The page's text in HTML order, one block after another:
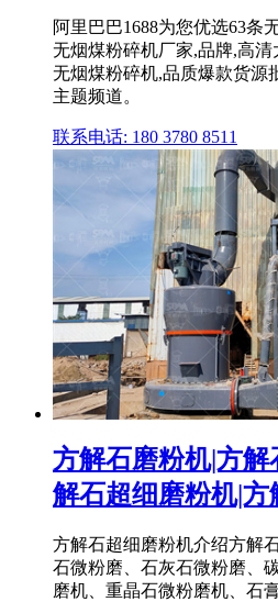
阿里巴巴1688为您优选63条
无烟煤粉碎机厂家,品牌,高
无烟煤粉碎机,品质爆款货源
主题频道。
联系电话: 180 3780 8511
方解石磨粉机|方
解石超细磨粉机|方
方解石超细磨粉机介绍方解
石微粉磨、石灰石微粉磨、
磨机、重晶石微粉磨机、石